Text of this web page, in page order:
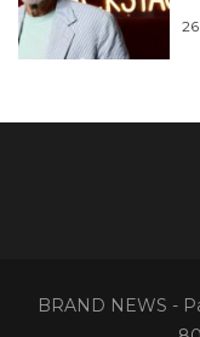
BRAND NEWS -